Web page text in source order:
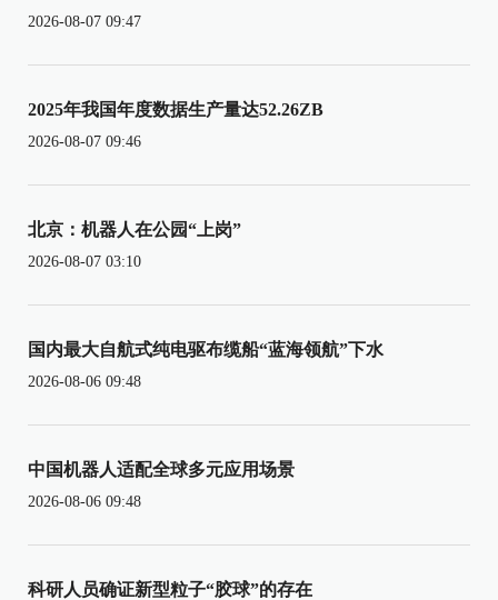
2026-08-07 09:47
2025年我国年度数据生产量达52.26ZB
2026-08-07 09:46
北京：机器人在公园“上岗”
2026-08-07 03:10
国内最大自航式纯电驱布缆船“蓝海领航”下水
2026-08-06 09:48
中国机器人适配全球多元应用场景
2026-08-06 09:48
科研人员确证新型粒子“胶球”的存在